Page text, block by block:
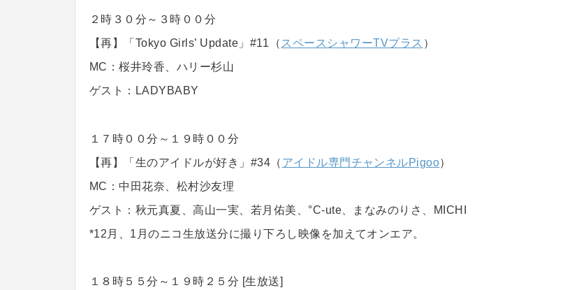
２時３０分～３時００分
【再】「Tokyo Girls’ Update」#11（ スペースシャワーTVプラス ）
MC：桜井玲香、ハリー杉山
ゲスト：LADYBABY
１７時００分～１９時００分
【再】「生のアイドルが好き」#34（ アイドル専門チャンネルPigoo）
MC：中田花奈、松村沙友理
ゲスト：秋元真夏、高山一実、若月佑美、°C-ute、まなみのりさ、MICHI
*12月、1月のニコ生放送分に撮り下ろし映像を加えてオンエア。
１８時５５分～１９時２５分 [生放送]